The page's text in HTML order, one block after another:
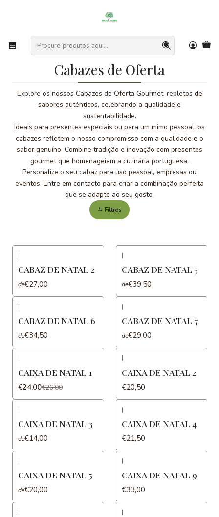
Entregas rápidas e gratuitas desde 30€.
Início Categorias Cabazes de Oferta
Cabazes de Oferta
Explore os nossos Cabazes de Oferta Gourmet, repletos de
sabores autênticos, celebrando a qualidade e
sustentabilidade.
Ideais para presentes especiais ou para um mimo pessoal, os
cabazes refletem o nosso compromisso com a qualidade e o
sabor genuíno. Combine tradição e inovação com presentes
gourmet que homenageiam a culinária portuguesa.
Personalize o seu cabaz para uso pessoal, empresas ou
eventos. Entre em contacto para criar a combinação perfeita
que se adapte ao seu gosto.
Filtros
|
CABAZ DE NATAL 2
de€27,00
|
CABAZ DE NATAL 5
de€39,50
|
CABAZ DE NATAL 6
de€34,50
|
CABAZ DE NATAL 7
de€29,00
|
CAIXA DE NATAL 1
€24,00€26,00
|
CAIXA DE NATAL 2
€20,50
|
CAIXA DE NATAL 3
de€14,00
|
CAIXA DE NATAL 4
€21,50
|
CAIXA DE NATAL 5
de€20,00
|
CAIXA DE NATAL 9
€33,00
| |